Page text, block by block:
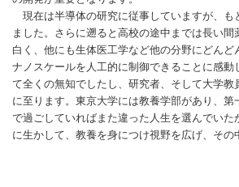
現在は半導体の研究に従事していますが、も
ました。さらに遡ると高校の途中までは長い
白く、他にも生体医工学など他の分野にどん
ナノスケールを人工的に制御できることに感
て全くの無知でしたし、研究者、そして大学
に至ります。東京大学には教養学部があり、
で過ごしていればまた違った人生を選んでい
に生かして、教養を身につけ視野を広げ、その